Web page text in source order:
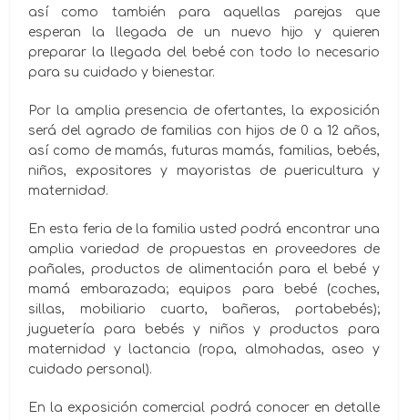
así como también para aquellas parejas que
esperan la llegada de un nuevo hijo y quieren
preparar la llegada del bebé con todo lo necesario
para su cuidado y bienestar.
Por la amplia presencia de ofertantes, la exposición
será del agrado de familias con hijos de 0 a 12 años,
así como de mamás, futuras mamás, familias, bebés,
niños, expositores y mayoristas de puericultura y
maternidad.
En esta feria de la familia usted podrá encontrar una
amplia variedad de propuestas en proveedores de
pañales, productos de alimentación para el bebé y
mamá embarazada; equipos para bebé (coches,
sillas, mobiliario cuarto, bañeras, portabebés);
juguetería para bebés y niños y productos para
maternidad y lactancia (ropa, almohadas, aseo y
cuidado personal).
En la exposición comercial podrá conocer en detalle